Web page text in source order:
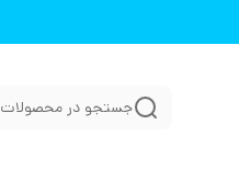
جستجو در محصولات